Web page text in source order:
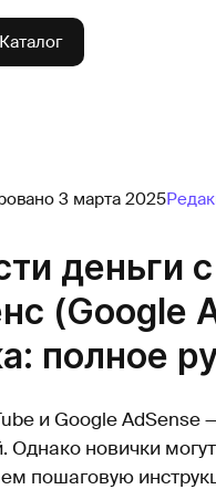
Каталог
3 марта 2025
деньги
(Google
полное
и Google AdSense
Однако новички
пошаговую